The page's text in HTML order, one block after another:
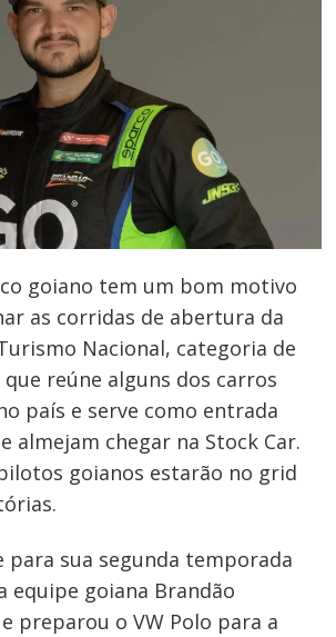
goiano tem um bom motivo
as corridas de abertura da
Nacional, categoria de
reúne alguns dos carros
país e serve como entrada
almejam chegar na Stock Car.
goianos estarão no grid
para sua segunda temporada
equipe goiana Brandão
preparou o VW Polo para a